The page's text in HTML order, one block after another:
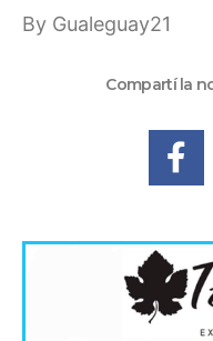
By Gualeguay21
Compartí la